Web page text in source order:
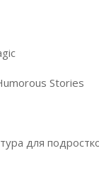
Stories
для